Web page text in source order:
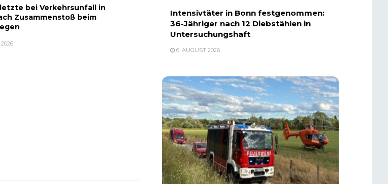
bei Verkehrsunfall in
Zusammenstoß beim
Intensivtäter in Bonn festgenommen:
36-Jähriger nach 12 Diebstählen in
Untersuchungshaft
6. AUGUST 2026